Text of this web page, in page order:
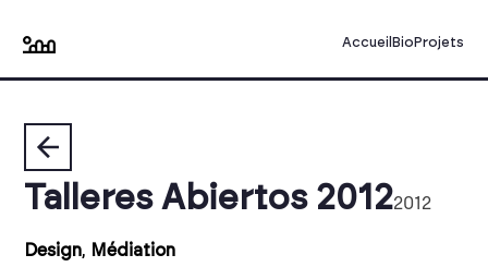
Accueil Bio Projets
Talleres Abiertos 20122012
Design, Médiation